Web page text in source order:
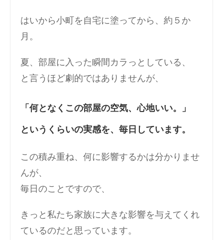
はいから小町を自宅に塗ってから、約５か
月。
夏、部屋に入った瞬間カラっとしている、
と言うほど劇的ではありませんが、
「何となくこの部屋の空気、心地いい。」
というくらいの実感を、毎日しています。
この積み重ね、何に影響するかは分かりませ
んが、
毎日のことですので、
きっと私たち家族に大きな影響を与えてくれ
ているのだと思っています。